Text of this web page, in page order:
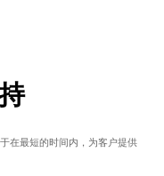
在最短的时间内，为客户提供